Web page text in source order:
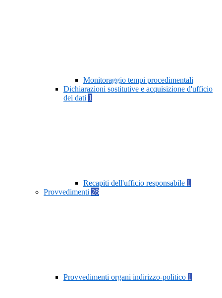
Monitoraggio tempi procedimentali
Dichiarazioni sostitutive e acquisizione d'ufficio
dei dati 1
Recapiti dell'ufficio responsabile 1
Provvedimenti 28
Provvedimenti organi indirizzo-politico 1